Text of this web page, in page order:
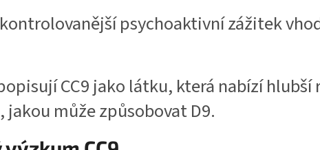
psychoaktivní zážitek
CC9 jako látku, která nabízí
jakou může způsobovat D9.